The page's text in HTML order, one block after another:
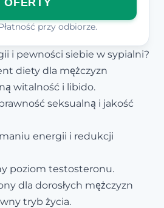
przy odbiorze.
i pewności siebie w sypialni?
diety dla mężczyzn
witalność i libido.
seksualną i jakość
energii i redukcji
poziom testosteronu.
dla dorosłych mężczyzn
tryb życia.